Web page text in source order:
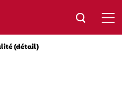
(détail)